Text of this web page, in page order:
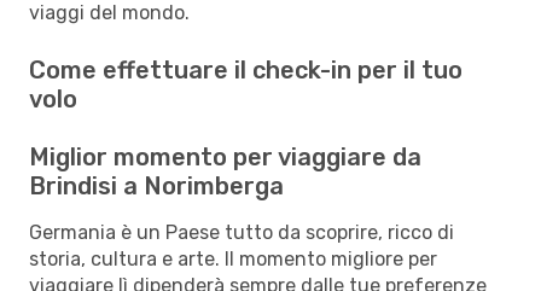
viaggi del mondo.
Come effettuare il check-in per il tuo
volo
Miglior momento per viaggiare da
Brindisi a Norimberga
Germania è un Paese tutto da scoprire, ricco di
storia, cultura e arte. Il momento migliore per
viaggiare lì dipenderà sempre dalle tue preferenze